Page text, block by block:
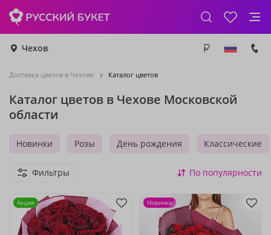
Чехов
Доставка цветов в Чехове Каталог цветов
Каталог цветов в Чехове Московской
области
Новинки Розы День рождения Классические
Фильтры По популярности
Акция Новинка